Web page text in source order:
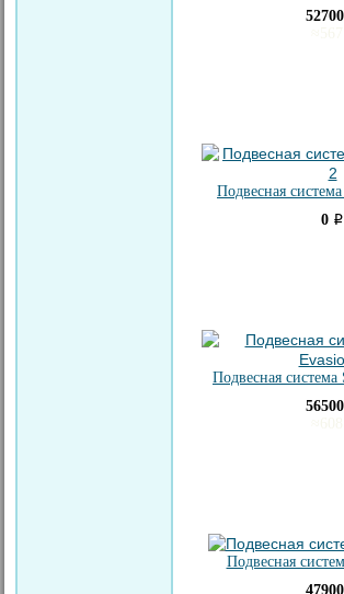
52700
Подвесная
0 i
Подвесная
56500
Подвесная
47900